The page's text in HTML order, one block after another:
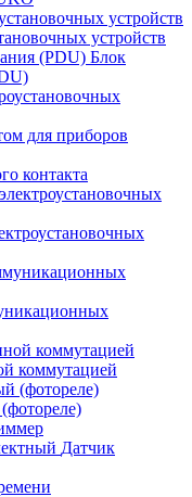
устройств
Блок
для приборов
контакта
коммутацией
Датчик